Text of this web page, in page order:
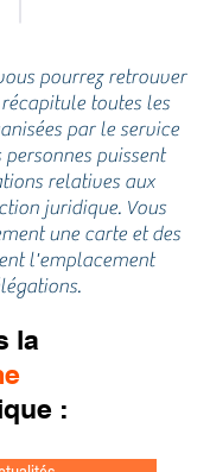
pourrez retrouver
toutes les
par le service
personnes puissent
relatives aux
juridique. Vous
une carte et des
l'emplacement
la
: